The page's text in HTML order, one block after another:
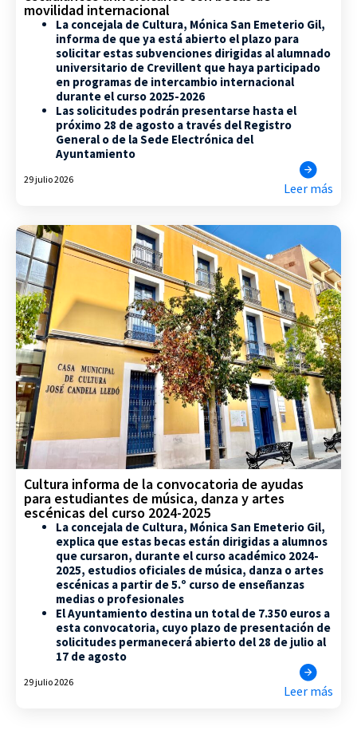
movilidad internacional
La concejala de Cultura, Mónica San Emeterio Gil,
informa de que ya está abierto el plazo para
solicitar estas subvenciones dirigidas al alumnado
universitario de Crevillent que haya participado
en programas de intercambio internacional
durante el curso 2025-2026
Las solicitudes podrán presentarse hasta el
próximo 28 de agosto a través del Registro
General o de la Sede Electrónica del
Ayuntamiento
29 julio 2026
Leer más
Cultura informa de la convocatoria de ayudas
para estudiantes de música, danza y artes
escénicas del curso 2024-2025
La concejala de Cultura, Mónica San Emeterio Gil,
explica que estas becas están dirigidas a alumnos
que cursaron, durante el curso académico 2024-
2025, estudios oficiales de música, danza o artes
escénicas a partir de 5.º curso de enseñanzas
medias o profesionales
El Ayuntamiento destina un total de 7.350 euros a
esta convocatoria, cuyo plazo de presentación de
solicitudes permanecerá abierto del 28 de julio al
17 de agosto
29 julio 2026
Leer más